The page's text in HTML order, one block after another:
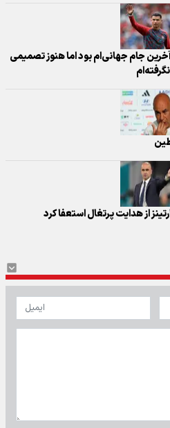
جام جهانی‌ام بود اما هنوز تصمیمی
نگرفته‌ام
از هدایت پرتغال استعفا کرد